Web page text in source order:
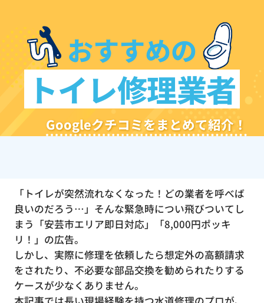
おすすめの
トイレ修理業者
Googleクチコミをまとめて紹介！
「トイレが突然流れなくなった！どの業者を呼べば
良いのだろう…」そんな緊急時につい飛びついてし
まう「安芸市エリア即日対応」「8,000円ポッキ
リ！」の広告。
しかし、実際に修理を依頼したら想定外の高額請求
をされたり、不必要な部品交換を勧められたりする
ケースが少なくありません。